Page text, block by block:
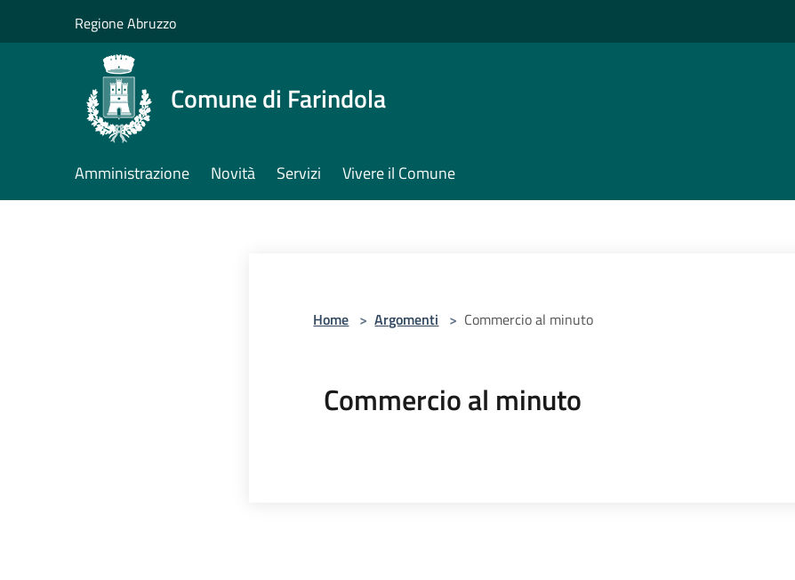
Regione Abruzzo
Comune di Farindola
Amministrazione Novità Servizi Vivere il Comune
Home > Argomenti > Commercio al minuto
Commercio al minuto